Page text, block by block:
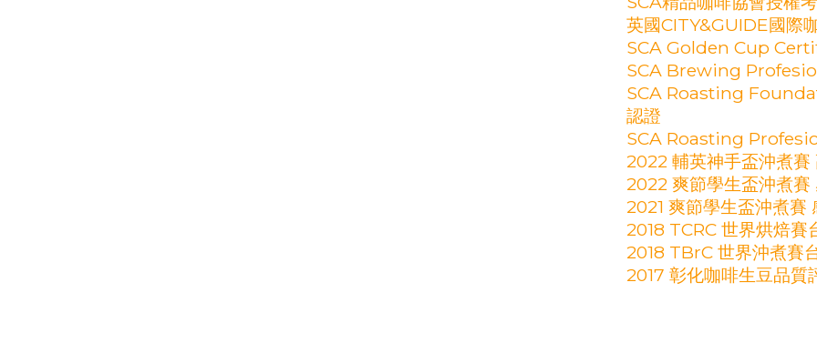
英國CITY&GUIDE國際
SCA Golden Cup
SCA Brewing
SCA Roasting
認證
SCA Roasting
2022 輔英神手盃沖煮賽
2022 爽節學生盃沖煮賽
2021 爽節學生盃沖煮賽
2018 TCRC 世界烘焙賽
2018 TBrC 世界沖煮賽
2017 彰化咖啡生豆品質